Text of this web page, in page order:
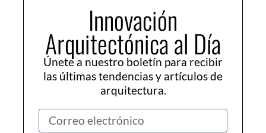
Innovación
Arquitectónica al Día
Únete a nuestro boletín para recibir
las últimas tendencias y artículos de
arquitectura.
Correo
electrónico